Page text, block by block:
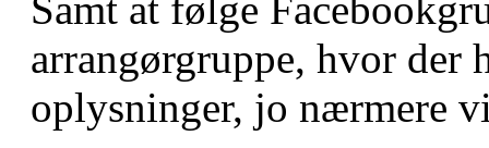
arrangørgruppe, hvor der
oplysninger, jo nærmere